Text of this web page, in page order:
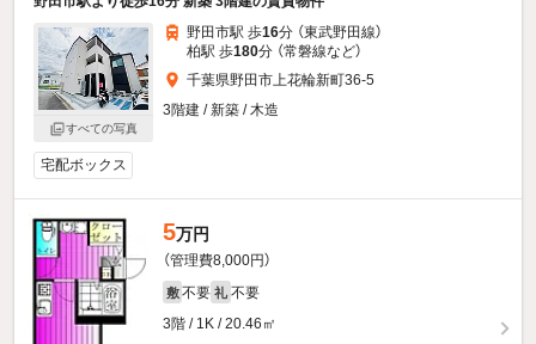
すべての写真
野田市駅 歩16分 （東武野田線）
柏駅 歩180分 （常磐線など）
千葉県野田市上花輪新町36-5
3階建 / 新築 / 木造
宅配ボックス
5万円
（管理費8,000円）
敷 不要 礼 不要
3階 / 1K / 20.46㎡